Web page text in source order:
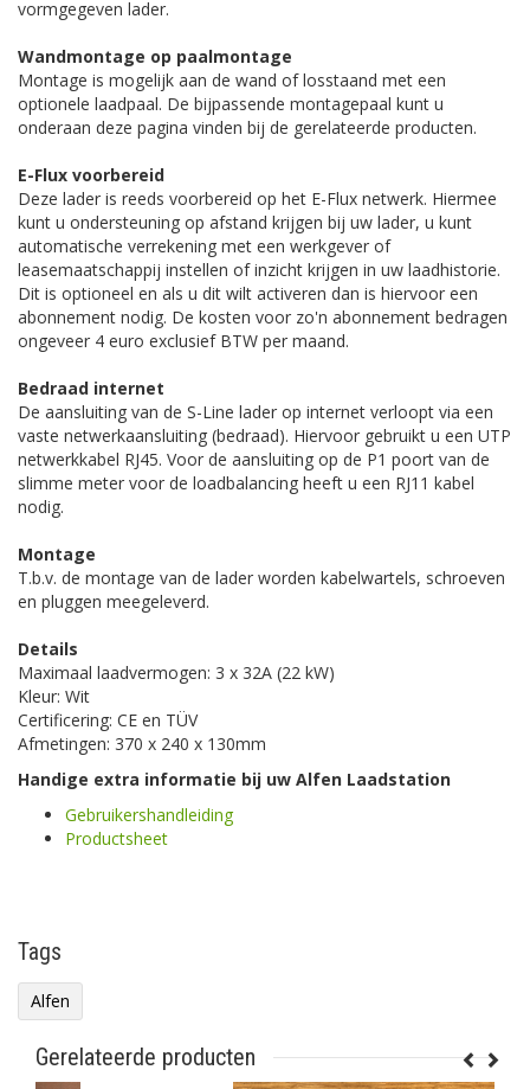
vormgegeven lader.
Wandmontage op paalmontage
Montage is mogelijk aan de wand of losstaand met een
optionele laadpaal. De bijpassende montagepaal kunt u
onderaan deze pagina vinden bij de gerelateerde producten.
E-Flux voorbereid
Deze lader is reeds voorbereid op het E-Flux netwerk. Hiermee
kunt u ondersteuning op afstand krijgen bij uw lader, u kunt
automatische verrekening met een werkgever of
leasemaatschappij instellen of inzicht krijgen in uw laadhistorie.
Dit is optioneel en als u dit wilt activeren dan is hiervoor een
abonnement nodig. De kosten voor zo'n abonnement bedragen
ongeveer 4 euro exclusief BTW per maand.
Bedraad internet
De aansluiting van de S-Line lader op internet verloopt via een
vaste netwerkaansluiting (bedraad). Hiervoor gebruikt u een UTP
netwerkkabel RJ45. Voor de aansluiting op de P1 poort van de
slimme meter voor de loadbalancing heeft u een RJ11 kabel
nodig.
Montage
T.b.v. de montage van de lader worden kabelwartels, schroeven
en pluggen meegeleverd.
Details
Maximaal laadvermogen: 3 x 32A (22 kW)
Kleur: Wit
Certificering: CE en TÜV
Afmetingen: 370 x 240 x 130mm
Handige extra informatie bij uw Alfen Laadstation
Gebruikershandleiding
Productsheet
Tags
Alfen
Gerelateerde producten